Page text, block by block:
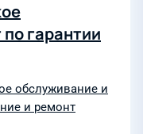
гарантии
обслуживание и
и ремонт